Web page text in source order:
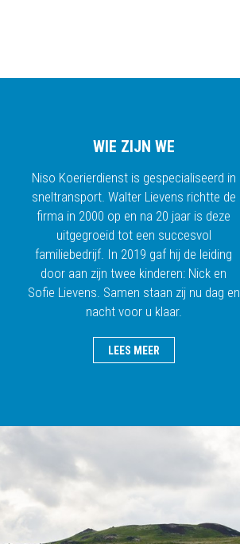
WIE ZIJN WE
Niso Koerierdienst is gespecialiseerd in
sneltransport. Walter Lievens richtte de
firma in 2000 op en na 20 jaar is deze
uitgegroeid tot een succesvol
familiebedrijf. In 2019 gaf hij de leiding
door aan zijn twee kinderen: Nick en
Sofie Lievens. Samen staan zij nu dag en
nacht voor u klaar.
LEES MEER